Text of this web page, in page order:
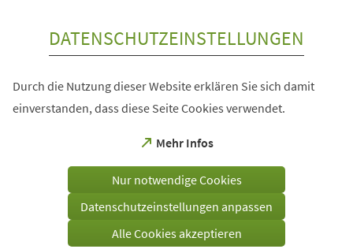
DATENSCHUTZEINSTELLUNGEN
Durch die Nutzung dieser Website erklären Sie sich damit
einverstanden, dass diese Seite Cookies verwendet.
Mehr Infos
(Öffnet
einem
Tab)
Nur notwendige Cookies
Datenschutzeinstellungen anpassen
Alle Cookies akzeptieren